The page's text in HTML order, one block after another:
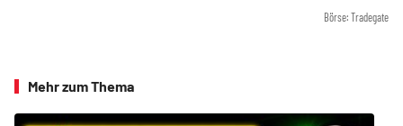
Börse: Tradegate
Mehr zum Thema